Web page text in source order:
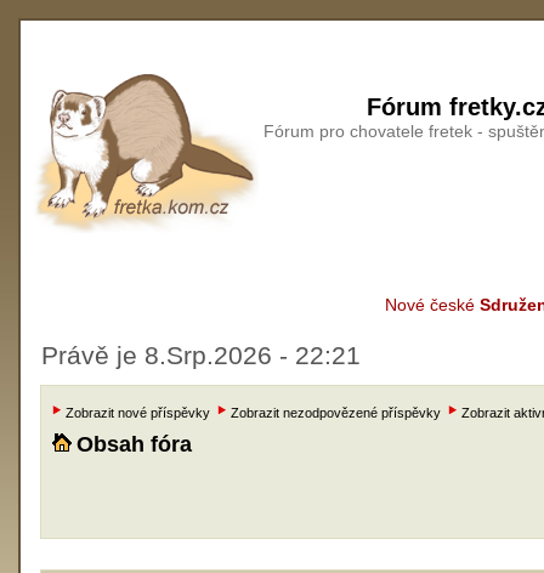
Fórum
Fórum pro chovatele fretek -
Nové české
Právě je 8.Srp.2026 - 22:21
Zobrazit nové příspěvky Zobrazit nezodpovězené příspěvky Zobrazit
Obsah fóra